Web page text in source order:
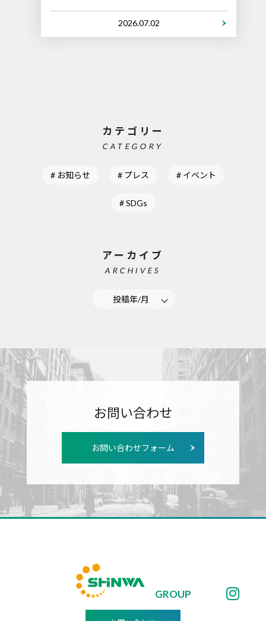
2026.07.02
カテゴリー
CATEGORY
お知らせ プレス イベント
SDGs
アーカイブ
ARCHIVES
投稿年/月
お問い合わせ
お問い合わせフォーム
GROUP